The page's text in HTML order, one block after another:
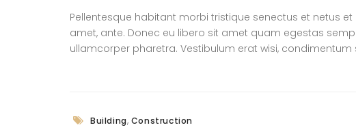
Pellentesque habitant morbi tristique senectus et netus
amet, ante. Donec eu libero sit amet quam egestas
ullamcorper pharetra. Vestibulum erat wisi,
Building, Construction